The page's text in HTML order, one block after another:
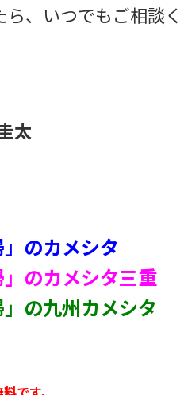
、いつでもご相談
太
のカメシタ
のカメシタ三重
の九州カメシタ